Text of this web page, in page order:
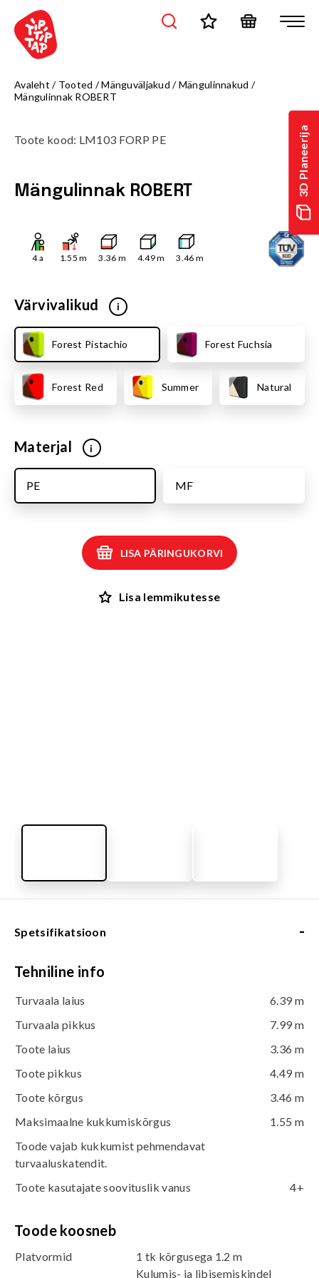
3D Planeerija
Avaleht / Tooted /Mänguväljakud /Mängulinnakud /
Mängulinnak ROBERT
Toote kood: LM103 FORP PE
Mängulinnak ROBERT
4a 1.55 m 3.36 m 4.49m 3.46 m
Värvivalikud i
Forest Pistachio Forest Fuchsia
Forest Red Summer Natural
Materjal i
MF
PE
LISA PÄRINGUKORVI
Lisa lemmikutesse
Spetsifikatsioon -
Tehniline info
Turvaala laius
6.39 m
Turvaala pikkus
7.99 m
Toote laius
3.36 m
Toote pikkus
4.49 m
Toote kõrgus
3.46 m
Maksimaalne kukkumiskõrgus
1.55 m
Toode vajab kukkumist pehmendavat
turvaaluskatendit.
Toote kasutajate soovituslik vanus
4+
Toode koosneb
Platvormid
1 tk kõrgusega 1.2 m
Kulumis- ja libisemiskindel